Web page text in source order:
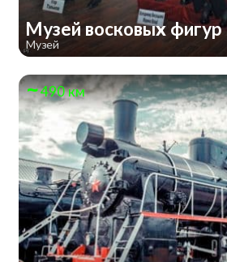
Музей восковых фигур
Музей
490 км